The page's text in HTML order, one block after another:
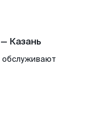
Казань
обслуживают